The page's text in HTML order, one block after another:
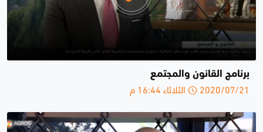
برنامج القانون والمجتمع
2020/07/21 الثلاثاء 16:44 م